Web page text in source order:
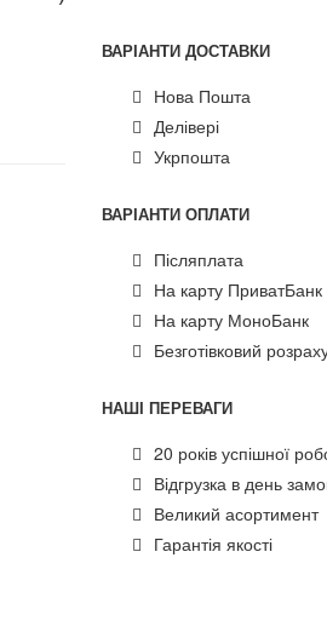
ВАРІАНТИ ДОСТАВКИ
Нова Пошта
Делівері
Укрпошта
ВАРІАНТИ ОПЛАТИ
Післяплата
На карту ПриватБанк
На карту МоноБанк
Безготівковий
НАШІ ПЕРЕВАГИ
20 років успішної
Відгрузка в день
Великий асортимент
Гарантія якості